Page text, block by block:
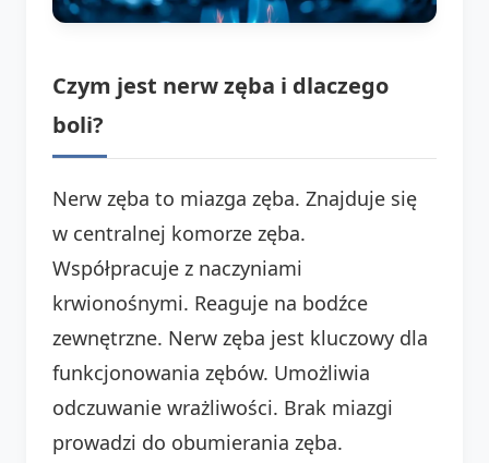
Czym jest nerw zęba i dlaczego
boli?
Nerw zęba to miazga zęba. Znajduje się
w centralnej komorze zęba.
Współpracuje z naczyniami
krwionośnymi. Reaguje na bodźce
zewnętrzne. Nerw zęba jest kluczowy dla
funkcjonowania zębów. Umożliwia
odczuwanie wrażliwości. Brak miazgi
prowadzi do obumierania zęba.